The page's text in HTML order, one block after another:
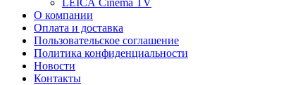
LEICA Cinema TV
О компании
Оплата и доставка
Пользовательское соглашение
Политика конфиденциальности
Новости
Контакты